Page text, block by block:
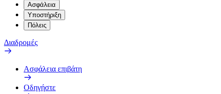
Ασφάλεια
Υποστήριξη
Πόλεις
Διαδρομές
Ασφάλεια επιβάτη
Οδηγήστε